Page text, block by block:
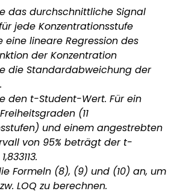
das durchschnittliche Signal
jede Konzentrationsstufe
eine lineare Regression des
der Konzentration
die Standardabweichung der
den t-Student-Wert. Für ein
(11
und einem angestrebten
von 95% beträgt der t-
Formeln (8), (9) und (10) an, um
LOQ zu berechnen.